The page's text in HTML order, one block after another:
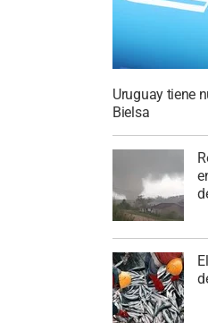
Uruguay tiene
Bielsa